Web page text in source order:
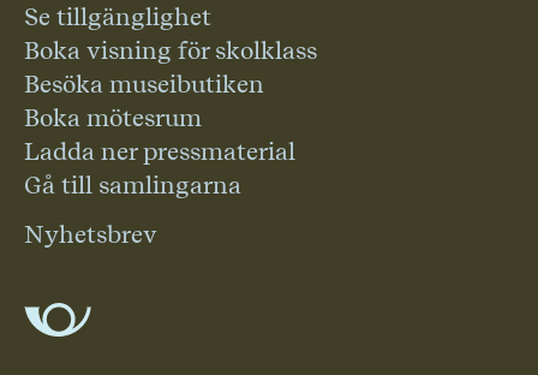
Se tillgänglighet
Boka visning för skolklass
Besöka museibutiken
Boka mötesrum
Ladda ner pressmaterial
Gå till samlingarna
Nyhetsbrev